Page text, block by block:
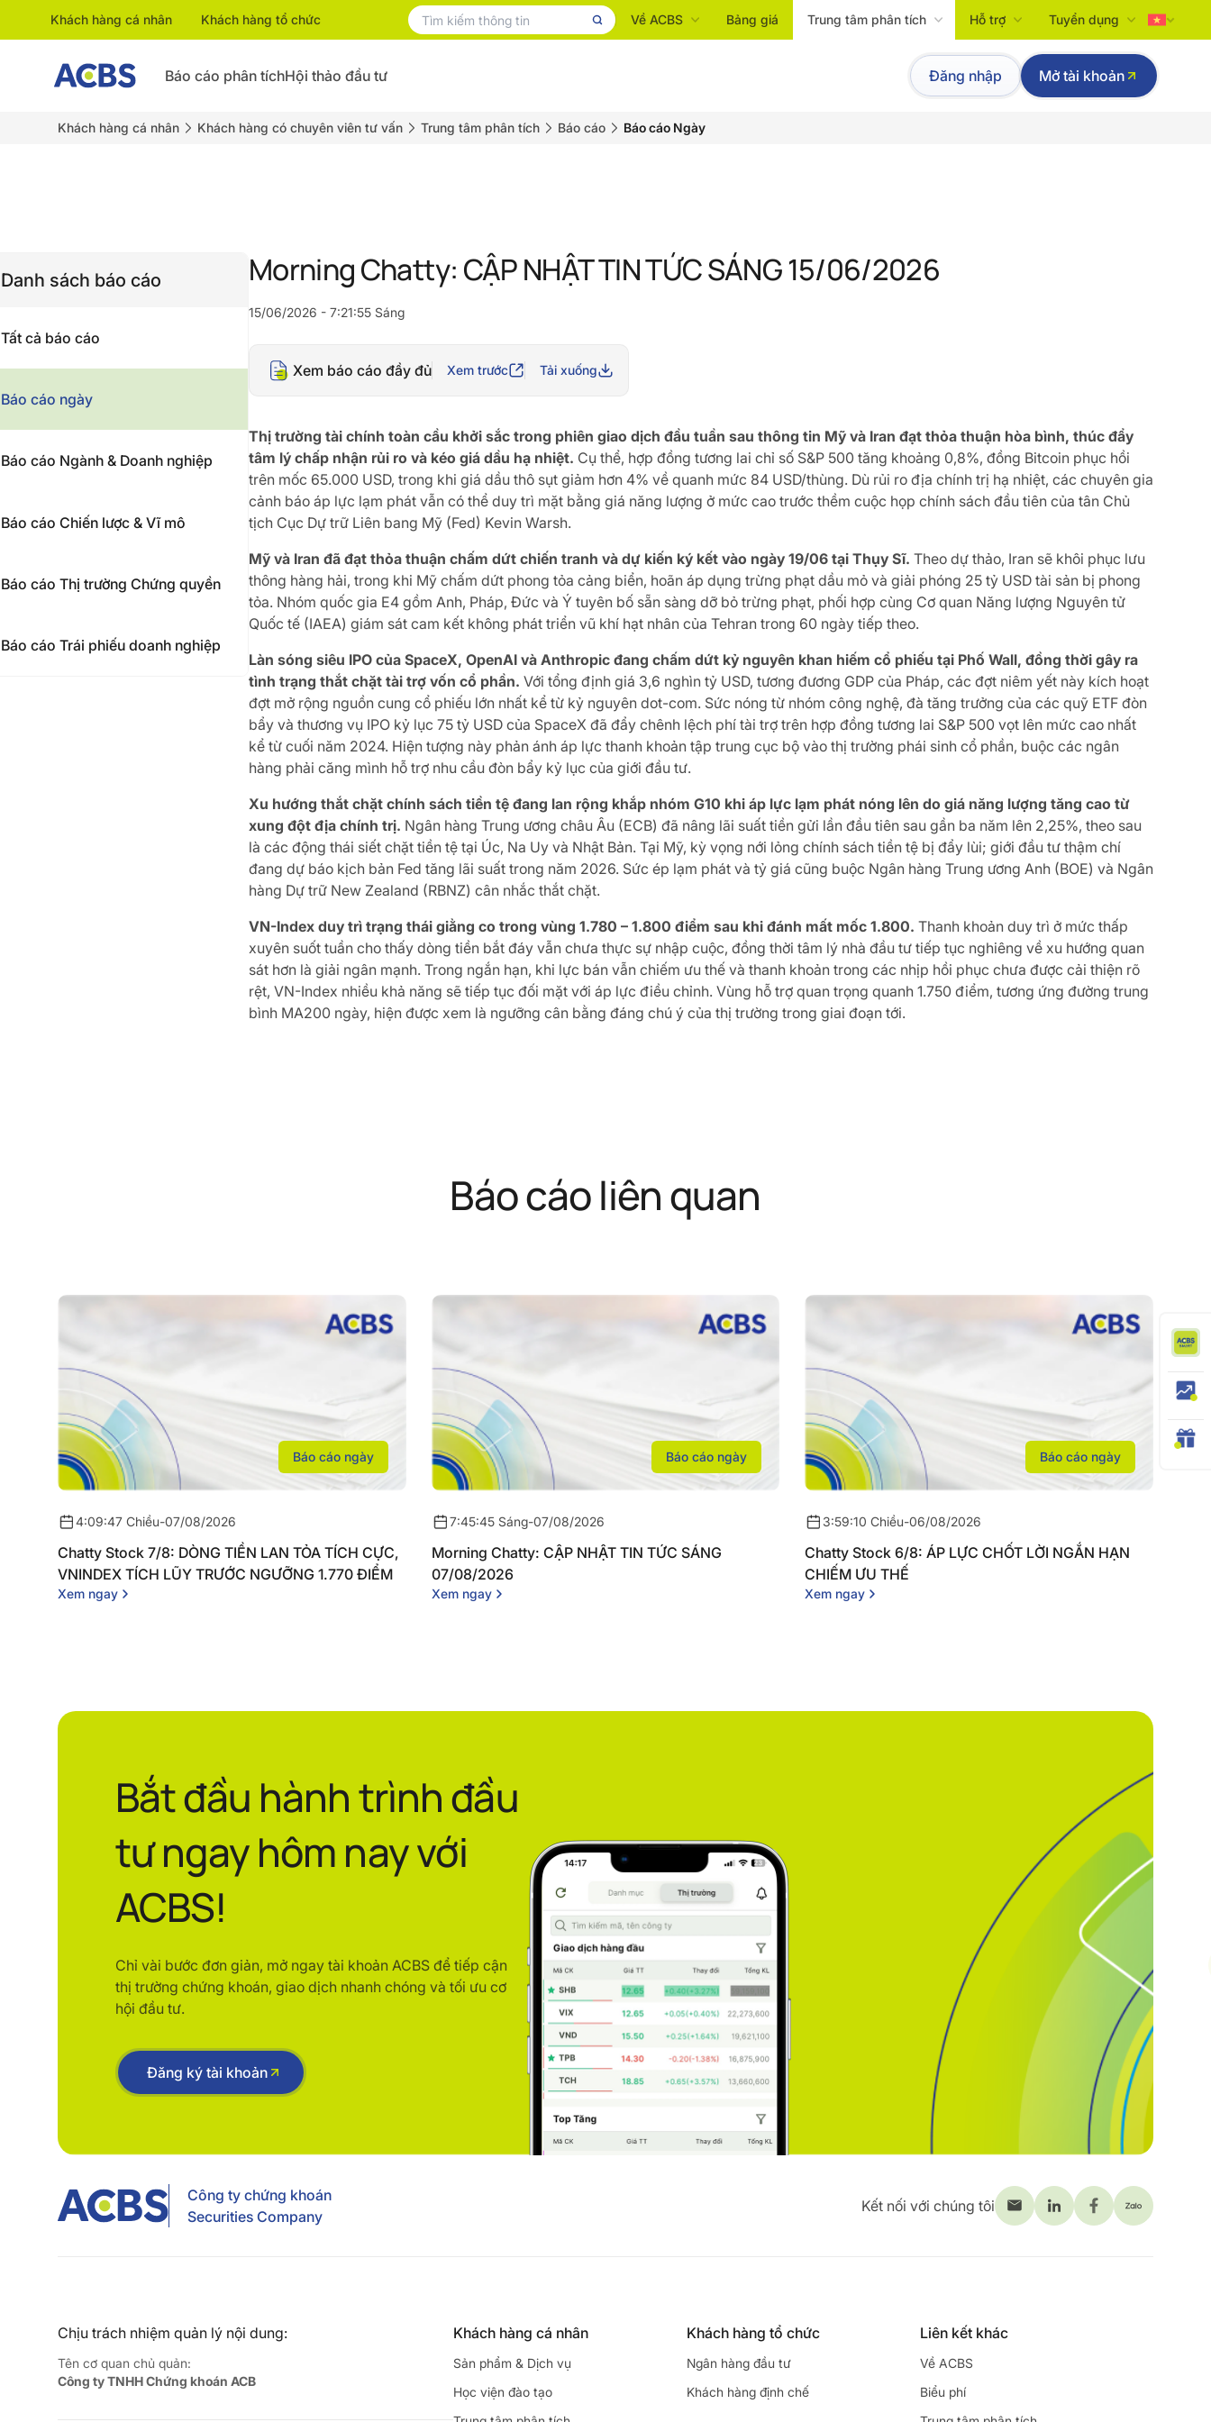
Khách hàng cá nhân Khách hàng tổ chức Về ACBS Bảng giá Trung tâm phân tích Hỗ trợ Tuyển dụng
Tiếng Việt
English
Báo cáo phân tíchHội thảo đầu tư Đăng nhập Mở tài khoản
Khách hàng cá nhân Khách hàng có chuyên viên tư vấn Trung tâm phân tích Báo cáo Báo cáo Ngày
Danh sách báo cáo
Tất cả báo cáo
Báo cáo ngày
Báo cáo Ngành & Doanh nghiệp
Báo cáo Chiến lược & Vĩ mô
Báo cáo Thị trường Chứng quyền
Báo cáo Trái phiếu doanh nghiệp
Morning Chatty: CẬP NHẬT TIN TỨC SÁNG 15/06/2026
15/06/2026 - 7:21:55 Sáng
Xem báo cáo đầy đủ Xem trước Tải xuống
Thị trường tài chính toàn cầu khởi sắc trong phiên giao dịch đầu tuần sau thông tin Mỹ và Iran đạt thỏa thuận hòa bình, thúc đẩy
tâm lý chấp nhận rủi ro và kéo giá dầu hạ nhiệt. Cụ thể, hợp đồng tương lai chỉ số S&P 500 tăng khoảng 0,8%, đồng Bitcoin phục hồi
trên mốc 65.000 USD, trong khi giá dầu thô sụt giảm hơn 4% về quanh mức 84 USD/thùng. Dù rủi ro địa chính trị hạ nhiệt, các chuyên gia
cảnh báo áp lực lạm phát vẫn có thể duy trì mặt bằng giá năng lượng ở mức cao trước thềm cuộc họp chính sách đầu tiên của tân Chủ
tịch Cục Dự trữ Liên bang Mỹ (Fed) Kevin Warsh.
Mỹ và Iran đã đạt thỏa thuận chấm dứt chiến tranh và dự kiến ký kết vào ngày 19/06 tại Thụy Sĩ. Theo dự thảo, Iran sẽ khôi phục lưu
thông hàng hải, trong khi Mỹ chấm dứt phong tỏa cảng biển, hoãn áp dụng trừng phạt dầu mỏ và giải phóng 25 tỷ USD tài sản bị phong
tỏa. Nhóm quốc gia E4 gồm Anh, Pháp, Đức và Ý tuyên bố sẵn sàng dỡ bỏ trừng phạt, phối hợp cùng Cơ quan Năng lượng Nguyên tử
Quốc tế (IAEA) giám sát cam kết không phát triển vũ khí hạt nhân của Tehran trong 60 ngày tiếp theo.
Làn sóng siêu IPO của SpaceX, OpenAI và Anthropic đang chấm dứt kỷ nguyên khan hiếm cổ phiếu tại Phố Wall, đồng thời gây ra
tình trạng thắt chặt tài trợ vốn cổ phần. Với tổng định giá 3,6 nghìn tỷ USD, tương đương GDP của Pháp, các đợt niêm yết này kích hoạt
đợt mở rộng nguồn cung cổ phiếu lớn nhất kể từ kỷ nguyên dot-com. Sức nóng từ nhóm công nghệ, đà tăng trưởng của các quỹ ETF đòn
bẩy và thương vụ IPO kỷ lục 75 tỷ USD của SpaceX đã đẩy chênh lệch phí tài trợ trên hợp đồng tương lai S&P 500 vọt lên mức cao nhất
kể từ cuối năm 2024. Hiện tượng này phản ánh áp lực thanh khoản tập trung cục bộ vào thị trường phái sinh cổ phần, buộc các ngân
hàng phải căng mình hỗ trợ nhu cầu đòn bẩy kỷ lục của giới đầu tư.
Xu hướng thắt chặt chính sách tiền tệ đang lan rộng khắp nhóm G10 khi áp lực lạm phát nóng lên do giá năng lượng tăng cao từ
xung đột địa chính trị. Ngân hàng Trung ương châu Âu (ECB) đã nâng lãi suất tiền gửi lần đầu tiên sau gần ba năm lên 2,25%, theo sau
là các động thái siết chặt tiền tệ tại Úc, Na Uy và Nhật Bản. Tại Mỹ, kỳ vọng nới lỏng chính sách tiền tệ bị đẩy lùi; giới đầu tư thậm chí
đang dự báo kịch bản Fed tăng lãi suất trong năm 2026. Sức ép lạm phát và tỷ giá cũng buộc Ngân hàng Trung ương Anh (BOE) và Ngân
hàng Dự trữ New Zealand (RBNZ) cân nhắc thắt chặt.
VN-Index duy trì trạng thái giằng co trong vùng 1.780 – 1.800 điểm sau khi đánh mất mốc 1.800. Thanh khoản duy trì ở mức thấp
xuyên suốt tuần cho thấy dòng tiền bắt đáy vẫn chưa thực sự nhập cuộc, đồng thời tâm lý nhà đầu tư tiếp tục nghiêng về xu hướng quan
sát hơn là giải ngân mạnh. Trong ngắn hạn, khi lực bán vẫn chiếm ưu thế và thanh khoản trong các nhịp hồi phục chưa được cải thiện rõ
rệt, VN-Index nhiều khả năng sẽ tiếp tục đối mặt với áp lực điều chỉnh. Vùng hỗ trợ quan trọng quanh 1.750 điểm, tương ứng đường trung
bình MA200 ngày, hiện được xem là ngưỡng cân bằng đáng chú ý của thị trường trong giai đoạn tới.
Báo cáo liên quan
Báo cáo ngày
4:09:47 Chiều-07/08/2026
Chatty Stock 7/8: DÒNG TIỀN LAN TỎA TÍCH CỰC,
VNINDEX TÍCH LŨY TRƯỚC NGƯỠNG 1.770 ĐIỂM
Xem ngay
Báo cáo ngày
7:45:45 Sáng-07/08/2026
Morning Chatty: CẬP NHẬT TIN TỨC SÁNG
07/08/2026
Xem ngay
Báo cáo ngày
3:59:10 Chiều-06/08/2026
Chatty Stock 6/8: ÁP LỰC CHỐT LỜI NGẮN HẠN
CHIẾM ƯU THẾ
Xem ngay
Bắt đầu hành trình đầu
tư ngay hôm nay với
ACBS!
Chỉ vài bước đơn giản, mở ngay tài khoản ACBS để tiếp cận
thị trường chứng khoán, giao dịch nhanh chóng và tối ưu cơ
hội đầu tư.
Đăng ký tài khoản
Công ty chứng khoán
Securities Company
Kết nối với chúng tôi
Chịu trách nhiệm quản lý nội dung:
Tên cơ quan chủ quản:
Công ty TNHH Chứng khoán ACB
Khách hàng cá nhân
Sản phẩm & Dịch vụ
Học viện đào tạo
Khách hàng tổ chức
Ngân hàng đầu tư
Khách hàng định chế
Liên kết khác
Về ACBS
Biểu phí